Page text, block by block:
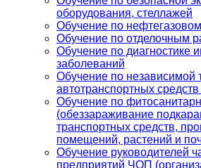
оборудования, стеллажей
Обучение по
Обучение по отделочным
Обучение по диагностике
заболеваний
Обучение по независимой
автотранспортных
Обучение по
(обеззараживание
транспортных средств,
помещений, растений и
Обучение руководителей
предприятий ЧОП